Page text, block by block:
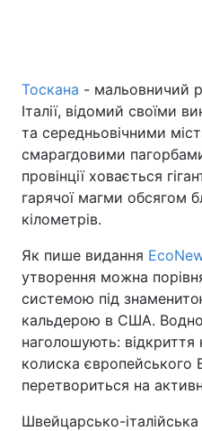
Головна
Україна
Економіка
Спорт
Зброя
Здоров'я
Цікавинки
Тоскана - мальовничий
Італії, відомий своїми
та середньовічними
смарагдовими пагорбами
провінції ховається
гарячої магми обсягом
кілометрів.
Як пише видання
утворення можна
системою під
кальдерою в США.
наголошують:
колиска європейського
перетвориться на
Швейцарсько-італійська